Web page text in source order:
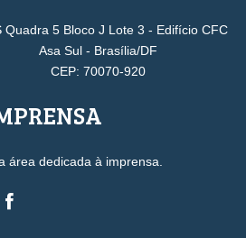
Quadra 5 Bloco J Lote 3 - Edifício CFC
Asa Sul - Brasília/DF
CEP: 70070-920
área dedicada à imprensa.